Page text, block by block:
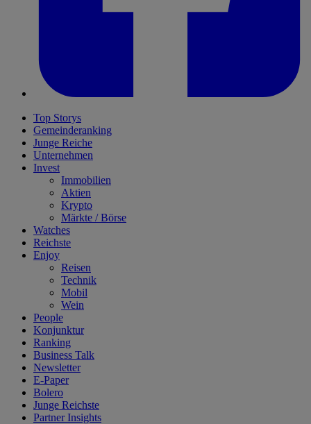
Top Storys
Gemeinderanking
Junge Reiche
Unternehmen
Invest
Immobilien
Aktien
Krypto
Märkte / Börse
Watches
Reichste
Enjoy
Reisen
Technik
Mobil
Wein
People
Konjunktur
Ranking
Business Talk
Newsletter
E-Paper
Bolero
Junge Reichste
Partner Insights